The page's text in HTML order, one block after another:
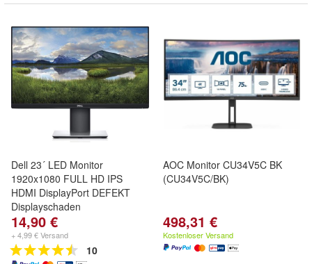
Dell 23´ LED Monitor
1920x1080 FULL HD IPS
HDMI DisplayPort DEFEKT
Displayschaden
14,90 €
+ 4,99 € Versand
10
AOC Monitor CU34V5C BK
(CU34V5C/BK)
498,31 €
Kostenloser Versand